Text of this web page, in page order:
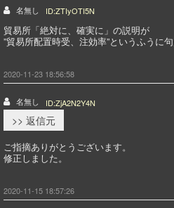
名無し ID:ZTIyOTI5N
貿易所「絶対に、確実に」の説明が
”貿易所配置時受、注効率”というふうに
2020-11-23 18:56:58
名無し ID:ZjA2N2Y4N
>> 返信元
ご指摘ありがとうございます。
修正しました。
2020-11-15 18:57:26